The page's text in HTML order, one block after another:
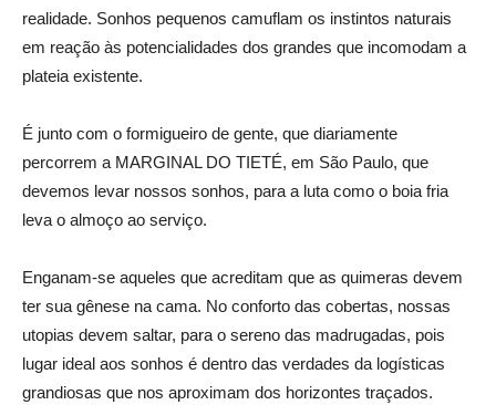
realidade. Sonhos pequenos camuflam os instintos naturais
em reação às potencialidades dos grandes que incomodam a
plateia existente.
É junto com o formigueiro de gente, que diariamente
percorrem a MARGINAL DO TIETÉ, em São Paulo, que
devemos levar nossos sonhos, para a luta como o boia fria
leva o almoço ao serviço.
Enganam-se aqueles que acreditam que as quimeras devem
ter sua gênese na cama. No conforto das cobertas, nossas
utopias devem saltar, para o sereno das madrugadas, pois
lugar ideal aos sonhos é dentro das verdades da logísticas
grandiosas que nos aproximam dos horizontes traçados.